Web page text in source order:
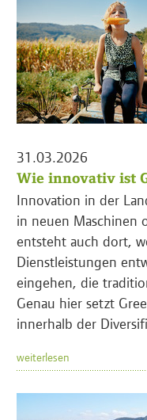
31.03.2026
Wie innovativ ist
Innovation in der
in neuen Maschinen
entsteht auch dort,
Dienstleistungen
eingehen, die
Genau hier setzt
innerhalb der
weiterlesen